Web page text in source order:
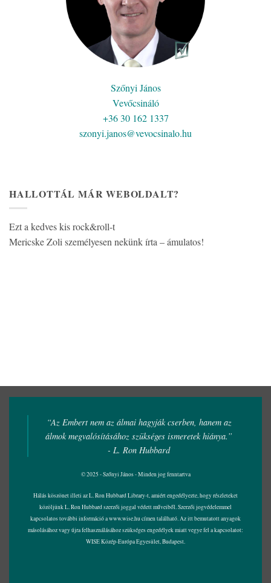
Szőnyi János
Vevőcsináló
+36 30 162 1337
szonyi.janos@vevocsinalo.hu
HALLOTTÁL MÁR WEBOLDALT?
Ezt a kedves kis rock&roll-t
Mericske Zoli személyesen nekünk írta – ámulatos!
“Az Embert nem az álmai hagyják cserben, hanem az
álmok megvalósításához szükséges ismeretek hiánya.”
- L. Ron Hubbard
© 2025 - Szőnyi János - Minden jog fenntartva
Hálás köszönet illeti az L. Ron Hubbard Library-t, amiért engedélyezte, hogy részleteket
közöljünk L. Ron Hubbard szerzői joggal védett műveiből. Szerzői jogvédelemmel
kapcsolatos további információ awww.wise.hucímen található. Az itt bemutatott anyagok
másolásához vagy újra felhasználásához szükséges engedélyek miatt vegye fel a kapcsolatot:
WISE Közép-Európa Egyesület, Budapest.